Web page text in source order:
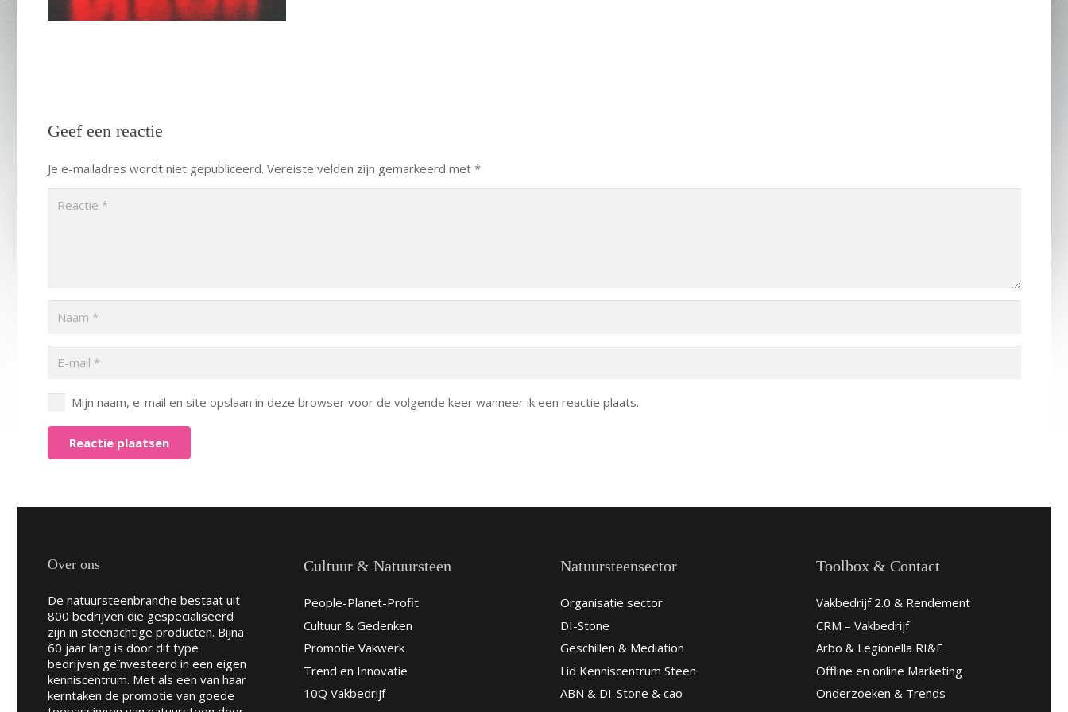
Geef een reactie
Je e-mailadres wordt niet gepubliceerd. Vereiste velden zijn gemarkeerd met *
Mijn naam, e-mail en site opslaan in deze browser voor de volgende keer wanneer ik een reactie plaats.
Reactie plaatsen
Over ons
De natuursteenbranche bestaat uit
800 bedrijven die gespecialiseerd
zijn in steenachtige producten. Bijna
60 jaar lang is door dit type
bedrijven geïnvesteerd in een eigen
kenniscentrum. Met als een van haar
kerntaken de promotie van goede
Cultuur & Natuursteen
People-Planet-Profit
Cultuur & Gedenken
Promotie Vakwerk
Trend en Innovatie
10Q Vakbedrijf
Natuursteensector
Organisatie sector
DI-Stone
Geschillen & Mediation
Lid Kenniscentrum Steen
ABN & DI-Stone & cao
Toolbox & Contact
Vakbedrijf 2.0 & Rendement
CRM – Vakbedrijf
Arbo & Legionella RI&E
Offline en online Marketing
Onderzoeken & Trends